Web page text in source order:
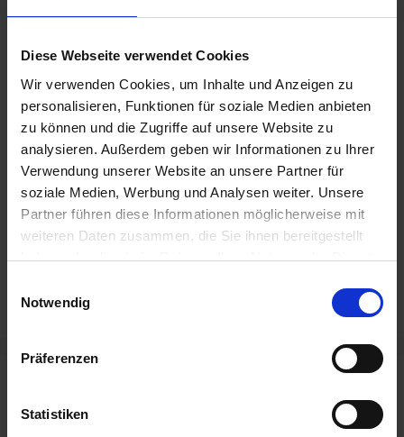
Diese Webseite verwendet Cookies
Wir verwenden Cookies, um Inhalte und Anzeigen zu
personalisieren, Funktionen für soziale Medien anbieten
zu können und die Zugriffe auf unsere Website zu
analysieren. Außerdem geben wir Informationen zu Ihrer
Verwendung unserer Website an unsere Partner für
soziale Medien, Werbung und Analysen weiter. Unsere
Partner führen diese Informationen möglicherweise mit
weiteren Daten zusammen, die Sie ihnen bereitgestellt
haben oder die sie im Rahmen Ihrer Nutzung der Dienste
Notwendig
Präferenzen
Statistiken
Radverkehrs in Berlin zu steigern. Weitere
Weitere Infos zu ParkYourBike finden Siehier.
Foto: infraVelo/Frank Sperling
Kategorien
Fahrradinfrastruktur,Referenzen
Neubau ZOB: BIK TEC gestaltet das
Stadtbild in Mönchengladbach mit
BIK TEC!